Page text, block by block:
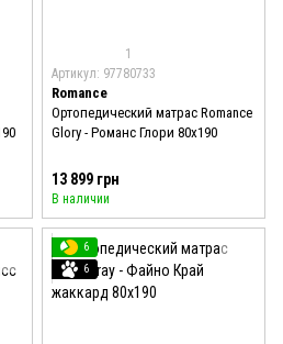
1
Артикул: 97780733
Romance
Ортопедический матрас Romance
Glory - Романс Глори 80x190
13 899 грн
В наличии
6
6